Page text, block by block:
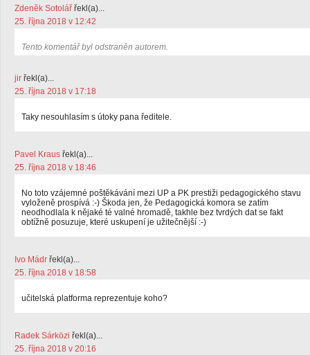
Zdeněk Sotolář řekl(a)...
25. října 2018 v 12:42
Tento komentář byl odstraněn autorem.
jir řekl(a)...
25. října 2018 v 17:18
Taky nesouhlasím s útoky pana ředitele.
Pavel Kraus řekl(a)...
25. října 2018 v 18:46
No toto vzájemné poštěkávání mezi UP a PK prestiži pedagogického stavu
vyloženě prospívá :-) Škoda jen, že Pedagogická komora se zatím
neodhodlala k nějaké té valné hromadě, takhle bez tvrdých dat se fakt
obtížně posuzuje, které uskupení je užitečnější :-)
Ivo Mádr řekl(a)...
25. října 2018 v 18:58
učitelská platforma reprezentuje koho?
Radek Sárközi řekl(a)...
25. října 2018 v 20:16